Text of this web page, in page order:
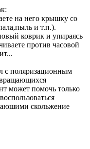
на него крышку со
и т.п.).
коврик и упираясь
против часовой
с поляризационным
может помочь только
скольжение